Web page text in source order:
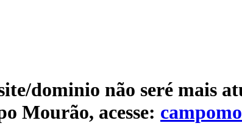
dominio não seré mais
Mourão, acesse: